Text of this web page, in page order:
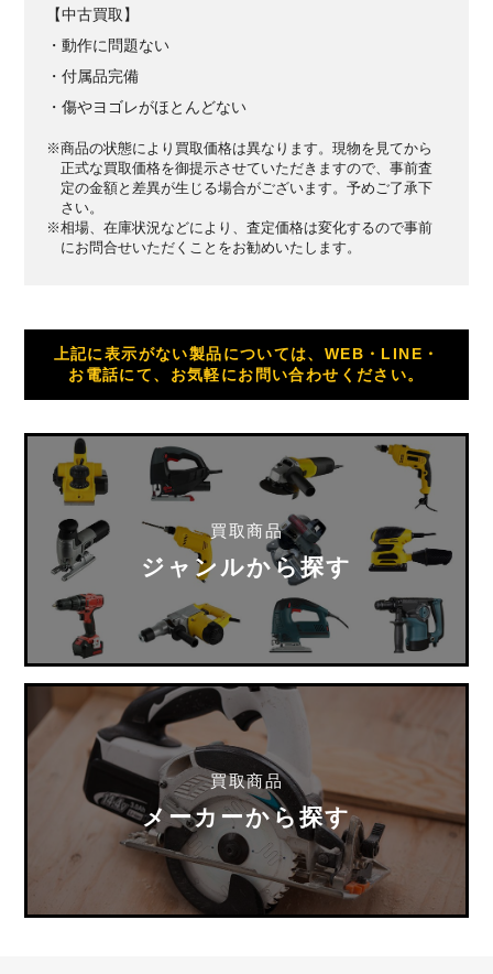
【中古買取】
・動作に問題ない
・付属品完備
・傷やヨゴレがほとんどない
※商品の状態により買取価格は異なります。現物を見てから
正式な買取価格を御提示させていただきますので、事前査
定の金額と差異が生じる場合がございます。予めご了承下
さい。
※相場、在庫状況などにより、査定価格は変化するので事前
にお問合せいただくことをお勧めいたします。
上記に表示がない製品については、WEB・LINE・
お電話にて、お気軽にお問い合わせください。
買取商品
ジャンルから探す
買取商品
メーカーから探す